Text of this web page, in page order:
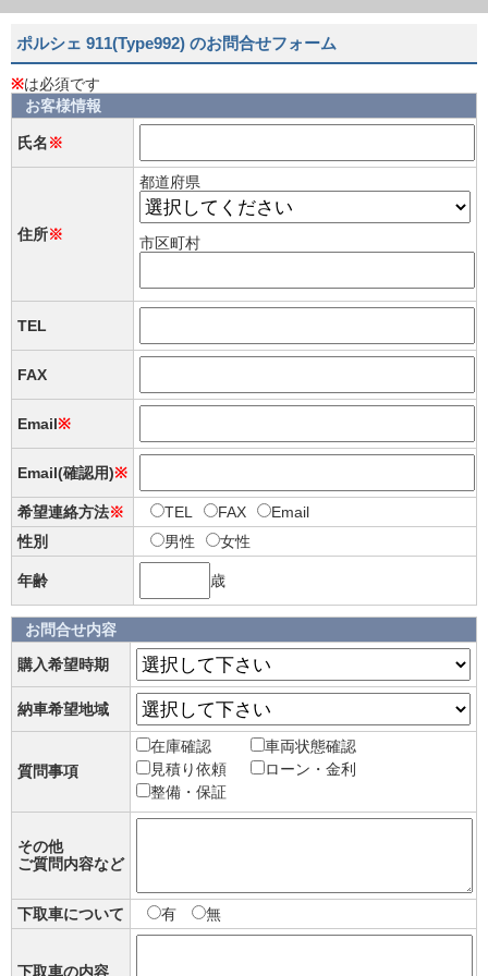
ポルシェ 911(Type992) のお問合せフォーム
※は必須です
お客様情報
氏名※
住所※
都道府県
市区町村
TEL
FAX
Email※
Email(確認用)※
希望連絡方法※ TEL FAX
Email
性別
男性 女性
年齢 歳
お問合せ内容
購入希望時期
納車希望地域
質問事項
在庫確認
車両状態確認
見積り依頼
ローン・金利
整備・保証
その他
ご質問内容など
下取車について 有 無
下取車の内容